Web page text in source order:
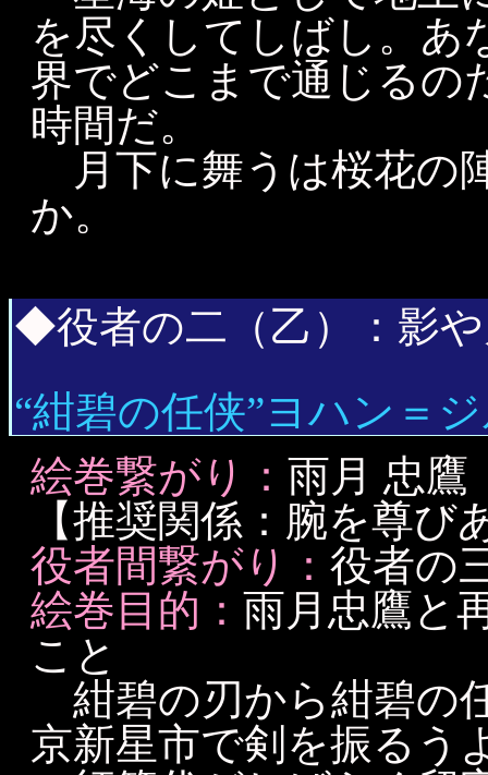
を尽くしてしばし。あ
界でどこまで通じる
時間だ。
月下に舞うは桜花の
か。
◆役者の二（乙）：影
“紺碧の任侠”ヨハン＝
絵巻繋がり： 雨月 忠
【推奨関係：腕を尊び
役者間繋がり： 役者の
絵巻目的： 雨月忠鷹と
こと
紺碧の刃から紺碧の
京新星市で剣を振るう